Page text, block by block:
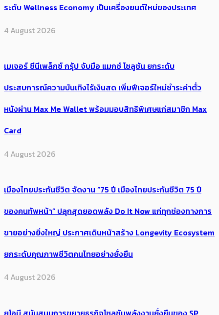
ระดับ Wellness Economy เป็นเครื่องยนต์ใหม่ของประเทศ
4 August 2026
เมเจอร์ ซีนีเพล็กซ์ กรุ้ป จับมือ แมกซ์ โซลูชัน ยกระดับ
ประสบการณ์ความบันเทิงไร้เงินสด เพิ่มฟีเจอร์ใหม่ชำระค่าตั๋ว
หนังผ่าน Max Me Wallet พร้อมมอบสิทธิพิเศษแก่สมาชิก Max
Card
4 August 2026
เมืองไทยประกันชีวิต จัดงาน “75 ปี เมืองไทยประกันชีวิต 75 ปี
ของคนทัพหน้า” ปลุกสุดยอดพลัง Do It Now แก่ทุกช่องทางการ
ขายอย่างยิ่งใหญ่ ประกาศเดินหน้าสร้าง Longevity Ecosystem
ยกระดับคุณภาพชีวิตคนไทยอย่างยั่งยืน
4 August 2026